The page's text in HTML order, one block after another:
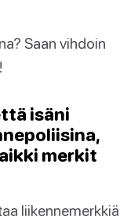
Saan vihdoin
isäni
merkit
liikennemerkkiä